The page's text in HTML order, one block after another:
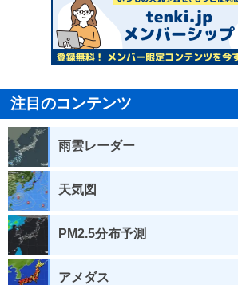
注目のコンテンツ
雨雲レーダー
天気図
PM2.5分布予測
アメダス